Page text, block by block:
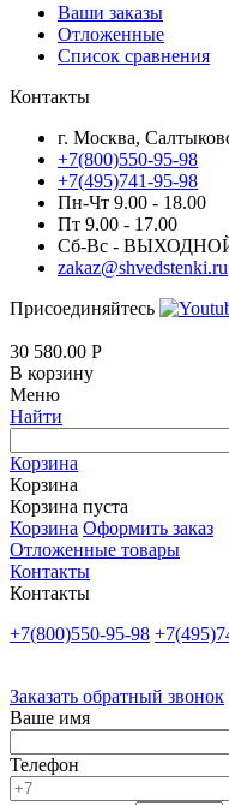
Ваши заказы
Отложенные
Список сравнения
Контакты
г. Москва,
+7(800)550-95-98
+7(495)741-95-98
Пн-Чт 9.00 - 18.00
Пт 9.00 - 17.00
Сб-Вс -
zakaz@shvedstenki.ru
Присоединяйтесь
30 580.00 Р
В корзину
Меню
Найти
Корзина
Корзина
Корзина пуста
Корзина Оформить заказ
Отложенные товары
Контакты
Контакты
+7(800)550-95-98
Заказать обратный звонок
Ваше имя
Телефон